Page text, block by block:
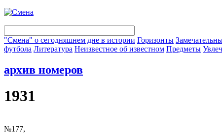
"Смена" о сегодняшнем дне в истории Горизонты
футбола Литература Неизвестное об известном Предметы
архив номеров
1931
№177,